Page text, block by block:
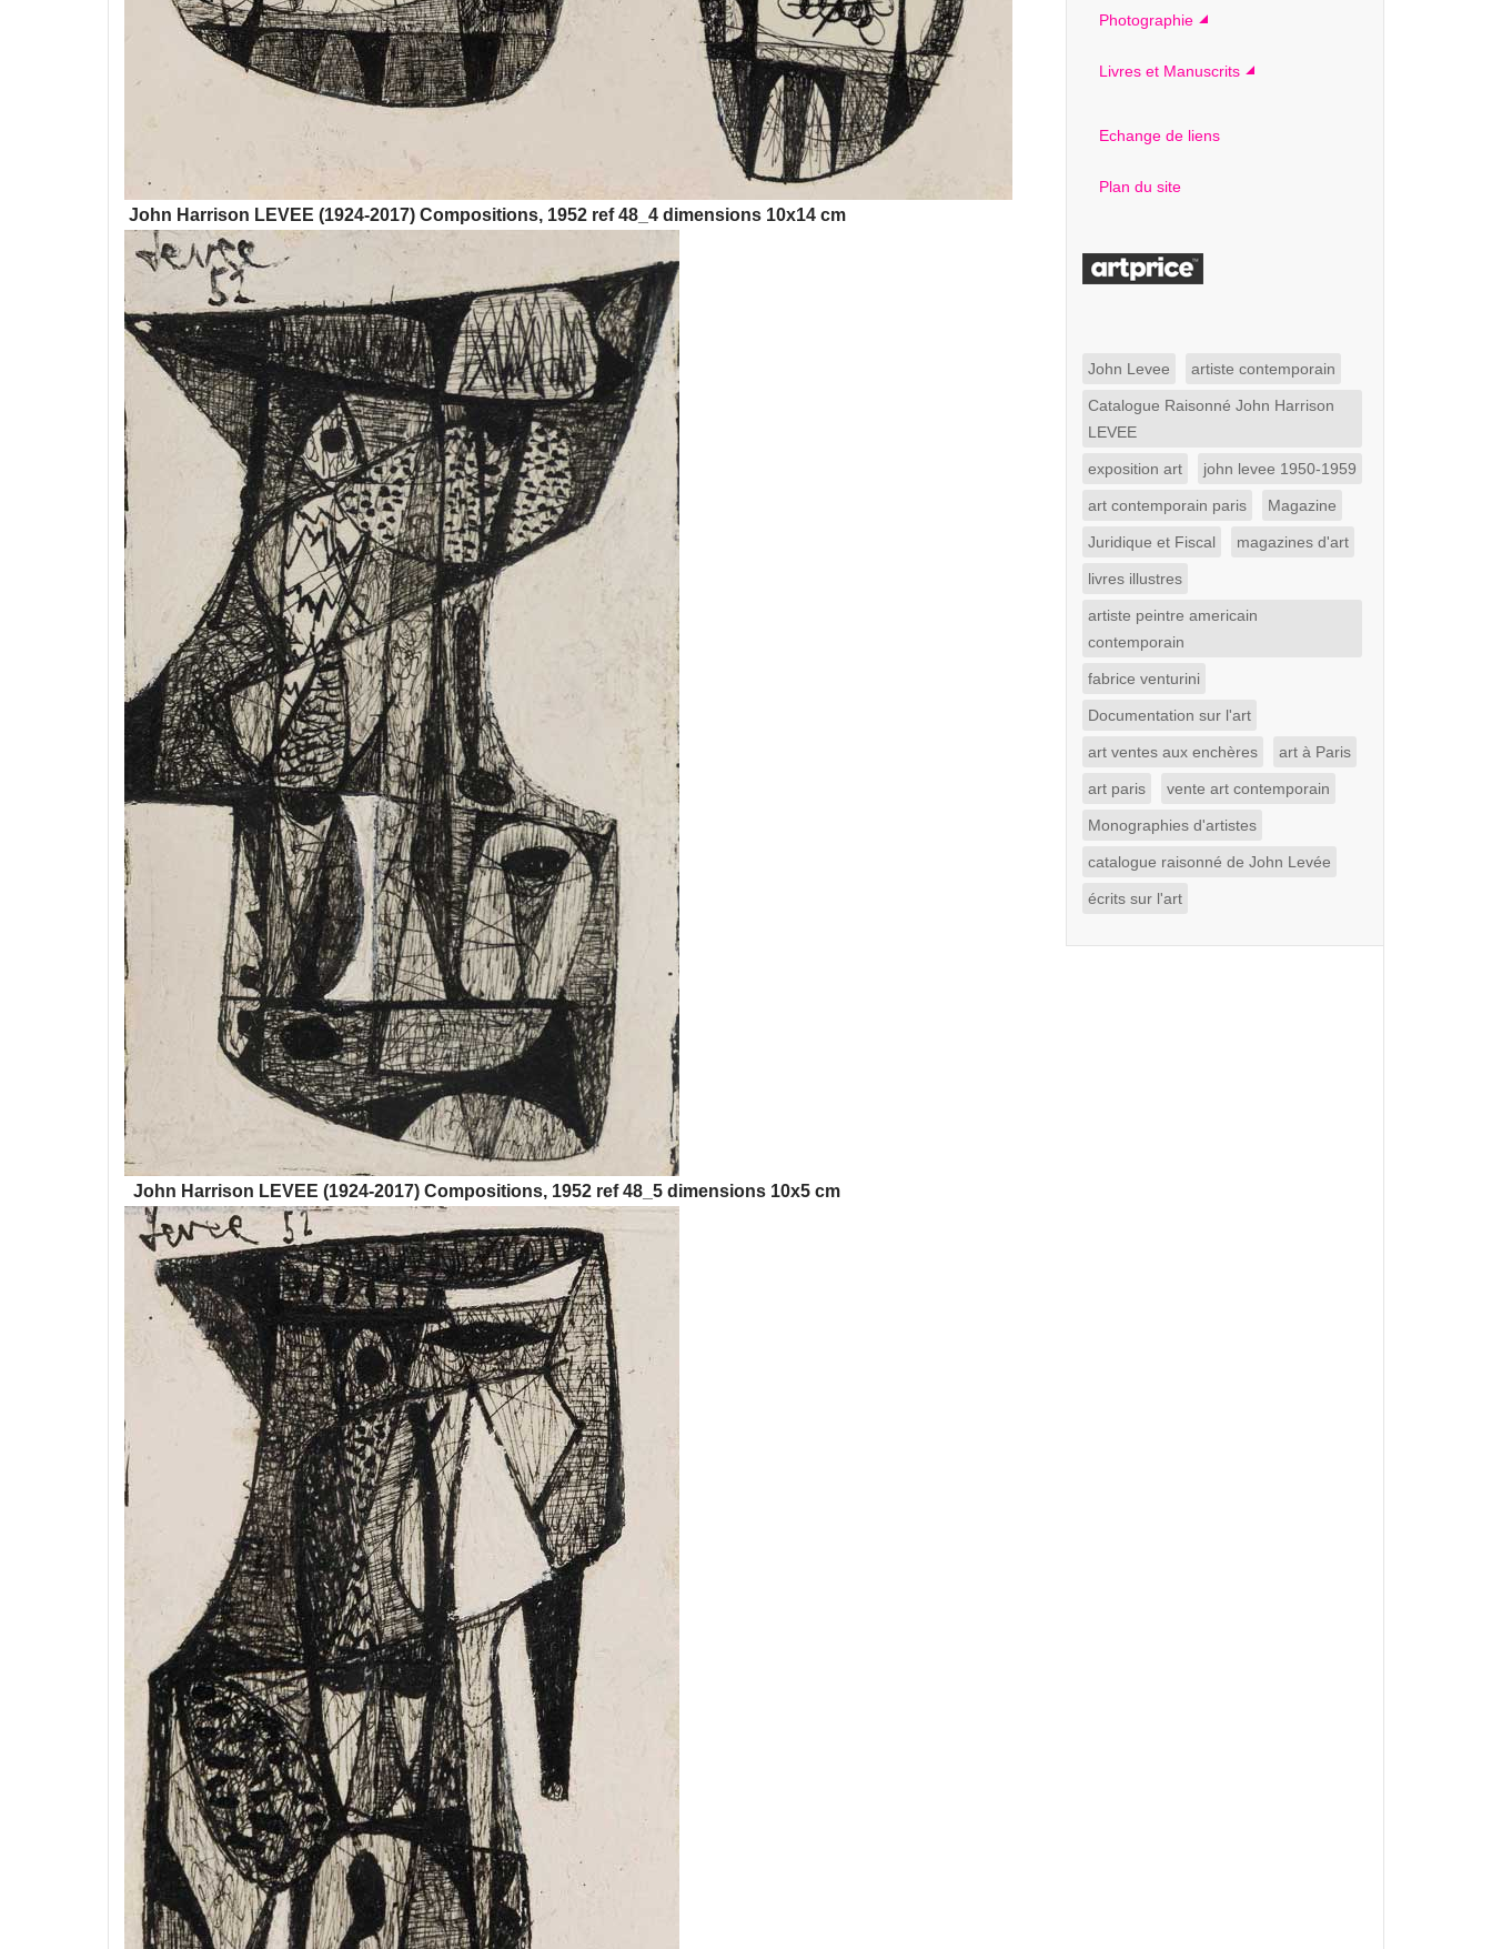
John Harrison LEVEE (1924-2017) Compositions, 1952 ref 48_4 dimensions 10x14 cm
John Harrison LEVEE (1924-2017) Compositions, 1952 ref 48_5 dimensions 10x5 cm
Photographie
Livres et Manuscrits
Echange de liens
Plan du site
John Levee artiste contemporain
Catalogue Raisonné John Harrison
LEVEE
exposition art john levee 1950-1959
art contemporain paris Magazine
Juridique et Fiscal magazines d'art
livres illustres
artiste peintre americain
contemporain
fabrice venturini
Documentation sur l'art
art ventes aux enchères art à Paris
art paris vente art contemporain
Monographies d'artistes
catalogue raisonné de John Levée
écrits sur l'art